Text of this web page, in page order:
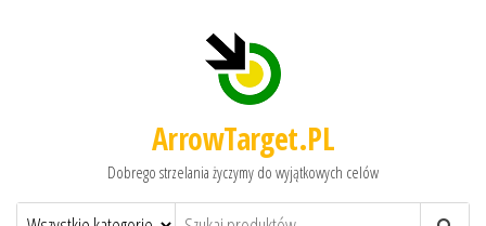
ArrowTarget.PL
Dobrego strzelania życzymy do wyjątkowych celów